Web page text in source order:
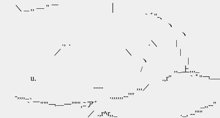
＼＿,, ― '' ￣ │
｀ﾞ''-､
ヽ
ヽ や、やめた
.,． .＼ |
／ ＼ | ヽ人_从人__从
ヽ |
/ ,,_上,,,_ ＜ 平気で
u. .,r″ ｀ﾟ''￢――――---------- ＿
---‐ ,,,／ .,,,,-
-,,,,_、 .,,,,,,--''″ .,,,r‐'"｀
｀￣"'''￢―一'''''',ﾆ
／ .,rﾍr,,_